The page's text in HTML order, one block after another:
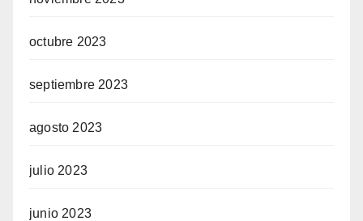
octubre 2023
septiembre 2023
agosto 2023
julio 2023
junio 2023